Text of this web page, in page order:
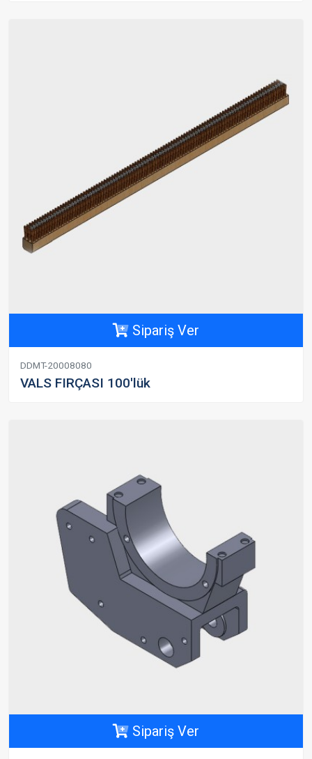
Sipariş Ver
DDMT-20008080
VALS FIRÇASI 100'lük
Sipariş Ver